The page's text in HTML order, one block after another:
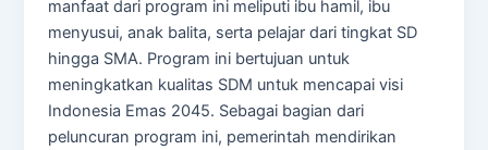
manfaat dari program ini meliputi ibu hamil, ibu
menyusui, anak balita, serta pelajar dari tingkat SD
hingga SMA. Program ini bertujuan untuk
meningkatkan kualitas SDM untuk mencapai visi
Indonesia Emas 2045. Sebagai bagian dari
peluncuran program ini, pemerintah mendirikan